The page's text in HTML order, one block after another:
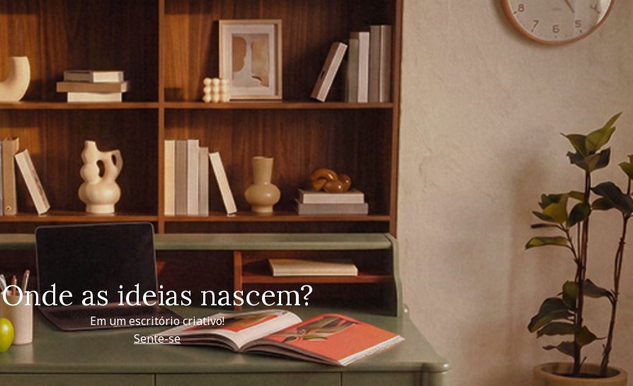
Onde as ideias nascem?
Em um escritório criativo!
Sente-se